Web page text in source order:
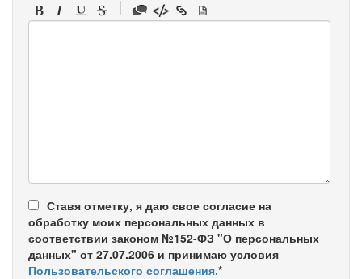
-
-
Ставя отметку, я даю свое согласие на
обработку моих персональных данных в
соответствии законом №152-ФЗ "О персональных
данных" от 27.07.2006 и принимаю условия
Пользовательского соглашения.*